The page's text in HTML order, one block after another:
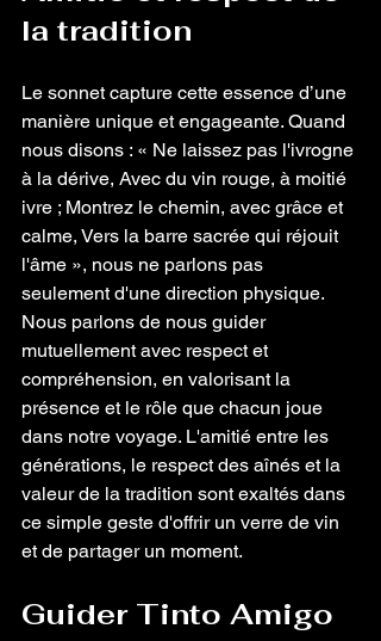
la tradition
Le sonnet capture cette essence d’une
manière unique et engageante. Quand
nous disons : « Ne laissez pas l'ivrogne
à la dérive, Avec du vin rouge, à moitié
ivre ; Montrez le chemin, avec grâce et
calme, Vers la barre sacrée qui réjouit
l'âme », nous ne parlons pas
seulement d'une direction physique.
Nous parlons de nous guider
mutuellement avec respect et
compréhension, en valorisant la
présence et le rôle que chacun joue
dans notre voyage. L'amitié entre les
générations, le respect des aînés et la
valeur de la tradition sont exaltés dans
ce simple geste d'offrir un verre de vin
et de partager un moment.
Guider Tinto Amigo